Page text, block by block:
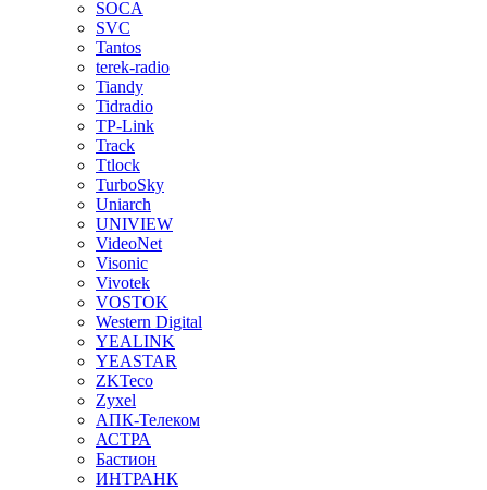
SOCA
SVC
Tantos
terek-radio
Tiandy
Tidradio
TP-Link
Track
Ttlock
TurboSky
Uniarch
UNIVIEW
VideoNet
Visonic
Vivotek
VOSTOK
Western Digital
YEALINK
YEASTAR
ZKTeco
Zyxel
АПК-Телеком
АСТРА
Бастион
ИНТРАНК